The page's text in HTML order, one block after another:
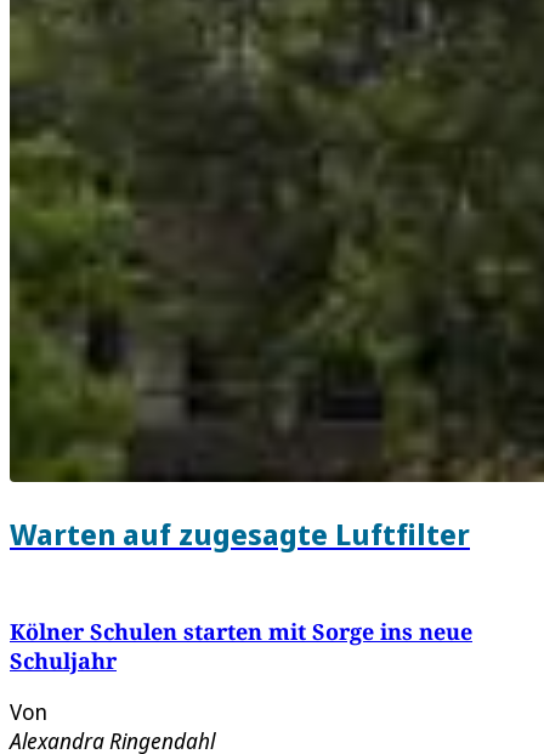
Warten auf zugesagte Luftfilter
Kölner Schulen starten mit Sorge ins neue
Schuljahr
Von
Alexandra Ringendahl